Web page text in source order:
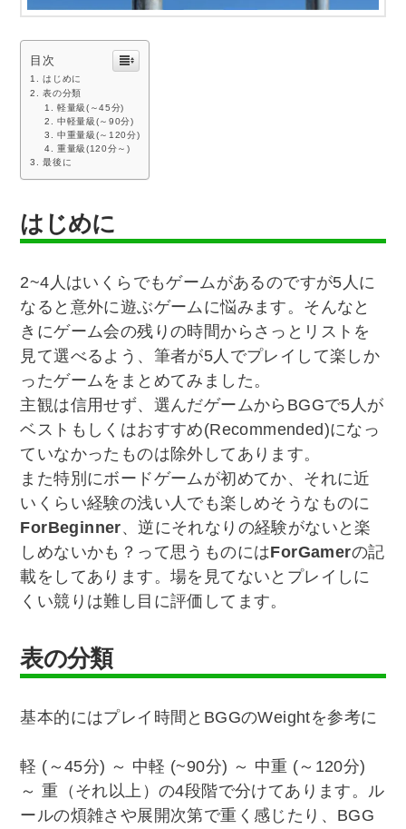
目次
はじめに
表の分類
軽量級(～45分)
中軽量級(～90分)
中重量級(～120分)
重量級(120分～)
最後に
はじめに
2~4人はいくらでもゲームがあるのですが5人に
なると意外に遊ぶゲームに悩みます。そんなと
きにゲーム会の残りの時間からさっとリストを
見て選べるよう、筆者が5人でプレイして楽しか
ったゲームをまとめてみました。
主観は信用せず、選んだゲームからBGGで5人が
ベストもしくはおすすめ(Recommended)になっ
ていなかったものは除外してあります。
また特別にボードゲームが初めてか、それに近
いくらい経験の浅い人でも楽しめそうなものに
ForBeginner、逆にそれなりの経験がないと楽
しめないかも？って思うものにはForGamerの記
載をしてあります。場を見てないとプレイしに
くい競りは難し目に評価してます。
表の分類
基本的にはプレイ時間とBGGのWeightを参考に
軽 (～45分) ～ 中軽 (~90分) ～ 中重 (～120分)
～ 重（それ以上）の4段階で分けてあります。ル
ールの煩雑さや展開次第で重く感じたり、BGG